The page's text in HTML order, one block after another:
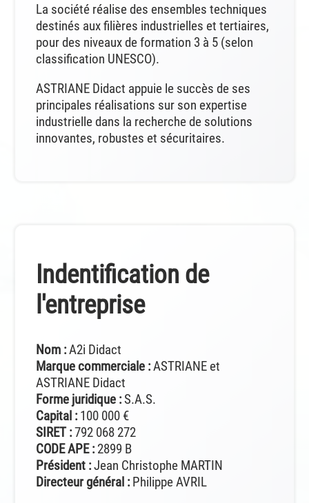
La société réalise des ensembles techniques
destinés aux filières industrielles et tertiaires,
pour des niveaux de formation 3 à 5 (selon
classification UNESCO).
ASTRIANE Didact appuie le succès de ses
principales réalisations sur son expertise
industrielle dans la recherche de solutions
innovantes, robustes et sécuritaires.
Indentification de
l'entreprise
Nom :A2i Didact
Marque commerciale :ASTRIANE et
ASTRIANE Didact
Forme juridique :S.A.S.
Capital :100 000 €
SIRET :792 068 272
CODE APE :2899 B
Président :Jean Christophe MARTIN
Directeur général :Philippe AVRIL